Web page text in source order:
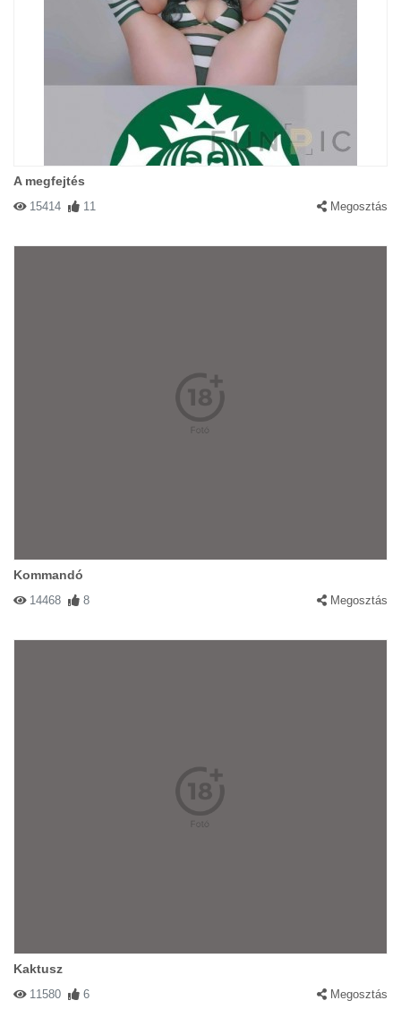
A megfejtés
15414 11 Megosztás
Kommandó
14468 8 Megosztás
Kaktusz
11580 6 Megosztás